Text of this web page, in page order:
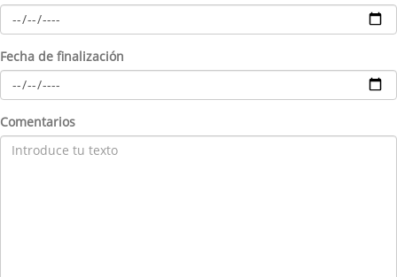
Fecha de finalización
Comentarios